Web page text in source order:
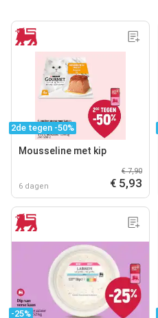
2de tegen -50%
Mousseline met kip
6 dagen
€ 7,90
€ 5,93
-25%